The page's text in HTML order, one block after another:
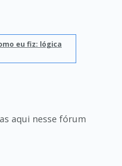
eu fiz: lógica
aqui nesse fórum